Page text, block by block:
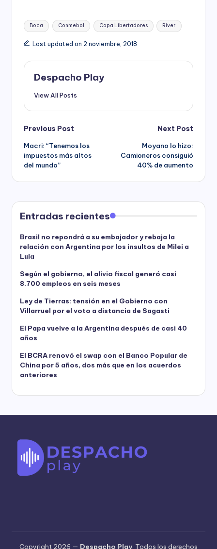
Tags:
Boca Conmebol Copa Libertadores River
Last updated on 2 noviembre, 2018
Despacho Play
View All Posts
Post
navigation
Previous Post
Macri: “Tenemos los
impuestos más altos
del mundo”
Next Post
Moyano lo hizo:
Camioneros consiguió
40% de aumento
Entradas recientes
Brasil no repondrá a su embajador y rebaja la
relación con Argentina por los insultos de Milei a
Lula
Según el gobierno, el alivio fiscal generó casi
8.700 empleos en seis meses
Ley de Tierras: tensión en el Gobierno con
Villarruel por el voto a distancia de Sagasti
El Papa vuelve a la Argentina después de casi 40
años
El BCRA renovó el swap con el Banco Popular de
China por 5 años, dos más que en los acuerdos
anteriores
Copyright 2026 — Despacho Play. Todos los derechos